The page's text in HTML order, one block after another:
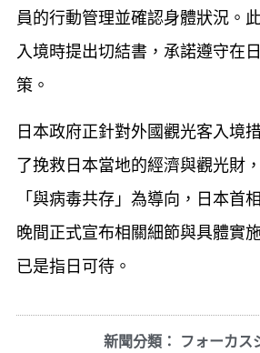
員的行動管理並確認身體狀況。
入境時提出切結書，承諾遵守在
策。
日本政府正針對外國觀光客入境
了挽救日本當地的經濟與觀光財
「與病毒共存」為導向，日本首
晚間正式宣布相關細節與具體實
已是指日可待。
新聞分類： フォーカス